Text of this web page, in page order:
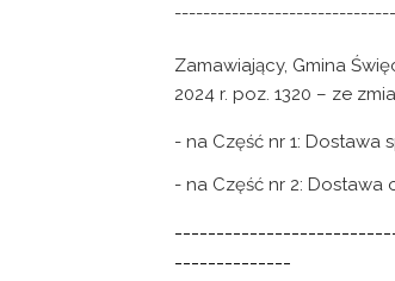
Zamawiający, Gmina
2024 r. poz. 1320 – ze
- na Część nr 1:
- na Część nr 2:
--------------